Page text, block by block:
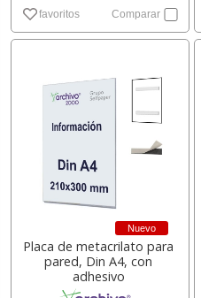
favoritos Comparar
Nuevo
Placa de metacrilato para
pared, Din A4, con
adhesivo